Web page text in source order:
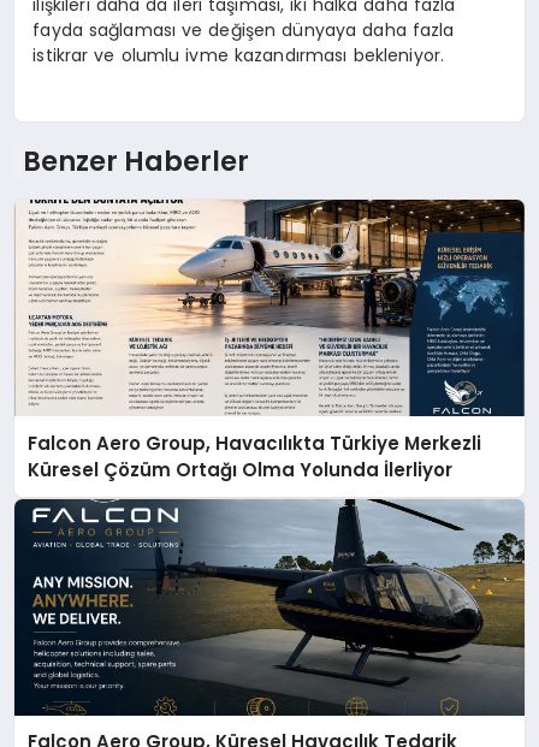
ilişkileri daha da ileri taşıması, iki halka daha fazla
fayda sağlaması ve değişen dünyaya daha fazla
istikrar ve olumlu ivme kazandırması bekleniyor.
Benzer Haberler
Falcon Aero Group, Havacılıkta Türkiye Merkezli
Küresel Çözüm Ortağı Olma Yolunda İlerliyor
Falcon Aero Group, Küresel Havacılık Tedarik